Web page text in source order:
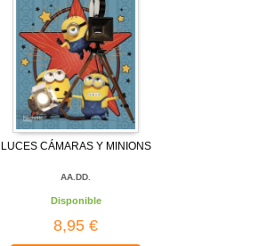
LUCES CÁMARAS Y MINIONS
AA.DD.
Disponible
8,95 €